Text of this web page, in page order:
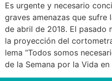
Es urgente y necesario
graves amenazas que sufre
de abril de 2018. El pasado
la proyección del
lema “Todos somos
de la Semana por la Vida